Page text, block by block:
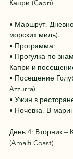
Капри (Capri)
• Маршрут:
морских миль).
• Программа:
• Прогулка по
Капри и
• Посещение
Azzurra).
• Ужин в
• Ночевка: В
День 4: Вторник
(Amalfi Coast)